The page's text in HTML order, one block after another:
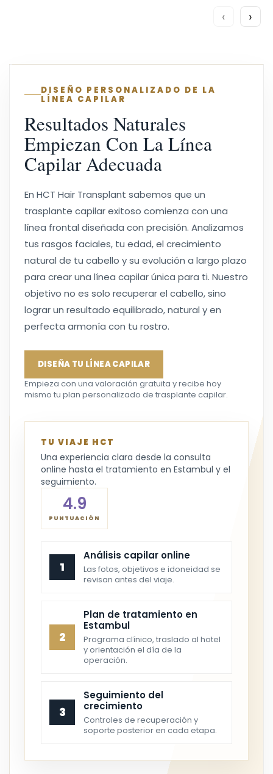
‹ ›
DISEÑO PERSONALIZADO DE LA
LÍNEA CAPILAR
Resultados Naturales
Empiezan Con La Línea
Capilar Adecuada
En HCT Hair Transplant sabemos que un
trasplante capilar exitoso comienza con una
línea frontal diseñada con precisión. Analizamos
tus rasgos faciales, tu edad, el crecimiento
natural de tu cabello y su evolución a largo plazo
para crear una línea capilar única para ti. Nuestro
objetivo no es solo recuperar el cabello, sino
lograr un resultado equilibrado, natural y en
perfecta armonía con tu rostro.
DISEÑA TU LÍNEA CAPILAR
Empieza con una valoración gratuita y recibe hoy
mismo tu plan personalizado de trasplante capilar.
TU VIAJE HCT
Una experiencia clara desde la consulta
online hasta el tratamiento en Estambul y el
seguimiento.
4.9
PUNTUACIÓN
1
Análisis capilar online
Las fotos, objetivos e idoneidad se
revisan antes del viaje.
2
Plan de tratamiento en
Estambul
Programa clínico, traslado al hotel
y orientación el día de la
operación.
3
Seguimiento del
crecimiento
Controles de recuperación y
soporte posterior en cada etapa.